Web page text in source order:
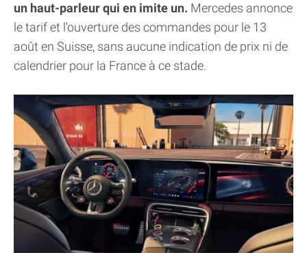
un haut-parleur qui en imite un. Mercedes annonce
le tarif et l'ouverture des commandes pour le 13
août en Suisse, sans aucune indication de prix ni de
calendrier pour la France à ce stade.